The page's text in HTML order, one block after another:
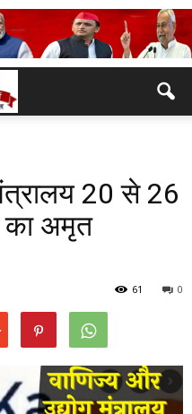
20 से 26
का अमृत
0
61